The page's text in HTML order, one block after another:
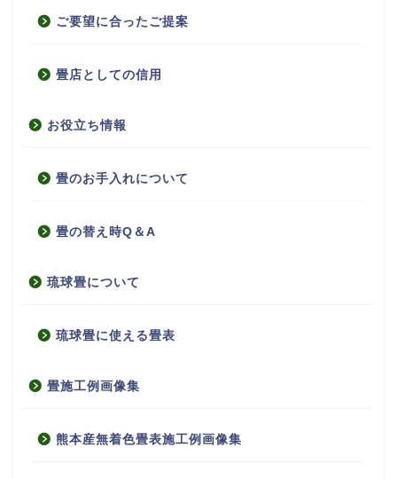
ご要望に合ったご提案
畳店としての信用
お役立ち情報
畳のお手入れについて
畳の替え時Q＆A
琉球畳について
琉球畳に使える畳表
畳施工例画像集
熊本産無着色畳表施工例画像集